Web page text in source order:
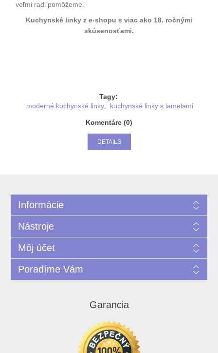
veľmi radi pomôžeme.
Kuchynské linky z e-shopu s viac ako 18. ročnými
skúsenosťami.
Tagy:
moderné kuchynské linky
kuchynské linky s lamelami
Komentáre (0)
DETAILS
Informácie
Nástroje
Môj účet
Poradíme Vám
Garancia